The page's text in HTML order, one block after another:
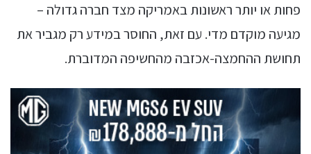
פחות או יותר ראשונות באמריקה מצד חברה גדולה –
מגיעה מוקדם מדי. עם זאת, החוסר במידע רק מגביר את
תחושת ההחמצה-אכזבה מהחשיפה המדוברת.